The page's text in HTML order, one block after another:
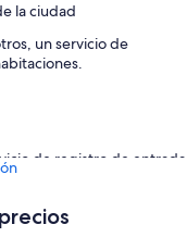
la ciudad
un servicio de
de registro de entrada